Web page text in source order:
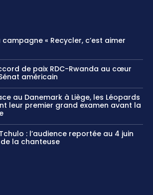
« Recycler, c’est aimer
de paix RDC-Rwanda au cœur
américain
au Danemark à Liège, les Léopards
leur premier grand examen avant la
: l’audience reportée au 4 juin
la chanteuse